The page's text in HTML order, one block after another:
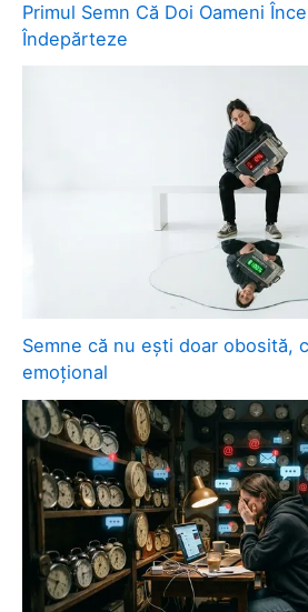
Primul Semn Că Doi Oameni
Îndepărteze
Semne că nu ești doar obosită,
emoțional